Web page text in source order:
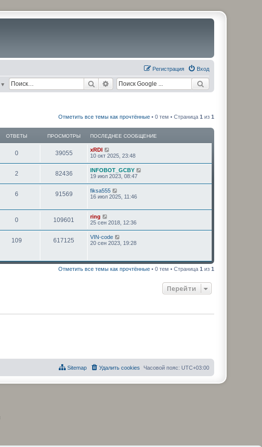
Вход
Регистрация
Поиск Расширенный поиск
▼
Отметить все темы как прочтённые • 0 тем • Страница 1 из 1
ОТВЕТЫ ПРОСМОТРЫ ПОСЛЕДНЕЕ СООБЩЕНИЕ
0 39055
xRDI
10 окт 2025, 23:48
2 82436
INFOBOT_GCBY
19 июл 2023, 08:47
6 91569
fiksa555
16 июл 2025, 11:46
0 109601
ring
25 сен 2018, 12:36
109 617125
VIN-code
20 сен 2023, 19:28
Отметить все темы как прочтённые • 0 тем • Страница 1 из 1
Перейти
Часовой пояс: UTC+03:00
Удалить cookies
Sitemap